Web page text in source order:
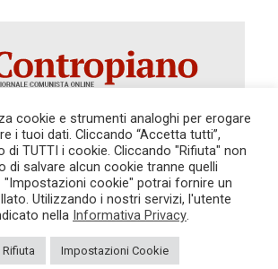
Tribunale di Roma 286 del 31
Responsabile: Sergio
V.Casalbruciato 27- sc. B - 00159
-redazione@contropiano.org
LINK CONSIGLIATI
COOKIE POLICY
cookie e strumenti analoghi per erogare
i tuoi dati. Cliccando “Accetta tutti”,
di TUTTI i cookie. Cliccando "Rifiuta" non
di salvare alcun cookie tranne quelli
"Impostazioni cookie" potrai fornire un
Utilizzando i nostri servizi, l'utente
nella Informativa Privacy.
Rifiuta Impostazioni Cookie